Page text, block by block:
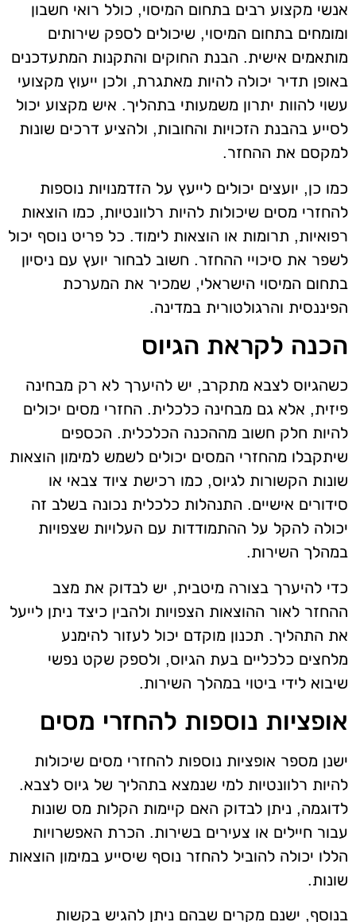
אנשי מקצוע רבים בתחום המיסוי, כולל רואי חשבון
ומומחים בתחום המיסוי, שיכולים לספק שירותים
מותאמים אישית. הבנת החוקים והתקנות המתעדכנים
באופן תדיר יכולה להיות מאתגרת, ולכן ייעוץ מקצועי
עשוי להוות יתרון משמעותי בתהליך. איש מקצוע יכול
לסייע בהבנת הזכויות והחובות, ולהציע דרכים שונות
למקסם את ההחזר.
כמו כן, יועצים יכולים לייעץ על הזדמנויות נוספות
להחזרי מסים שיכולות להיות רלוונטיות, כמו הוצאות
רפואיות, תרומות או הוצאות לימוד. כל פריט נוסף יכול
לשפר את סיכויי ההחזר. חשוב לבחור יועץ עם ניסיון
בתחום המיסוי הישראלי, שמכיר את המערכת
הפיננסית והרגולטורית במדינה.
הכנה לקראת הגיוס
כשהגיוס לצבא מתקרב, יש להיערך לא רק מבחינה
פיזית, אלא גם מבחינה כלכלית. החזרי מסים יכולים
להיות חלק חשוב מההכנה הכלכלית. הכספים
שיתקבלו מהחזרי המסים יכולים לשמש למימון הוצאות
שונות הקשורות לגיוס, כמו רכישת ציוד צבאי או
סידורים אישיים. התנהלות כלכלית נכונה בשלב זה
יכולה להקל על ההתמודדות עם העלויות שצפויות
במהלך השירות.
כדי להיערך בצורה מיטבית, יש לבדוק את מצב
ההחזר לאור ההוצאות הצפויות ולהבין כיצד ניתן לייעל
את התהליך. תכנון מוקדם יכול לעזור להימנע
מלחצים כלכליים בעת הגיוס, ולספק שקט נפשי
שיבוא לידי ביטוי במהלך השירות.
אופציות נוספות להחזרי מסים
ישנן מספר אופציות נוספות להחזרי מסים שיכולות
להיות רלוונטיות למי שנמצא בתהליך של גיוס לצבא.
לדוגמה, ניתן לבדוק האם קיימות הקלות מס שונות
עבור חיילים או צעירים בשירות. הכרת האפשרויות
הללו יכולה להוביל להחזר נוסף שיסייע במימון הוצאות
שונות.
בנוסף, ישנם מקרים שבהם ניתן להגיש בקשות